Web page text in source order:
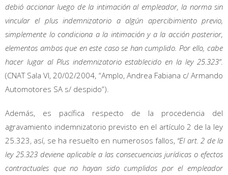
debió accionar luego de la intimación al empleador, la norma sin
vincular el plus indemnizatorio a algún apercibimiento previo,
simplemente lo condiciona a la intimación y a la acción posterior,
elementos ambos que en este caso se han cumplido. Por ello, cabe
hacer lugar al Plus indemnizatorio establecido en la ley 25.323”.
(CNAT Sala VI, 20/02/2004, “Amplo, Andrea Fabiana c/ Armando
Automotores SA s/ despido”).
Además, es pacífica respecto de la procedencia del
agravamiento indemnizatorio previsto en el artículo 2 de la ley
25.323, así, se ha resuelto en numerosos fallos, “El art. 2 de la
ley 25.323 deviene aplicable a las consecuencias jurídicas o efectos
contractuales que no hayan sido cumplidos por el empleador